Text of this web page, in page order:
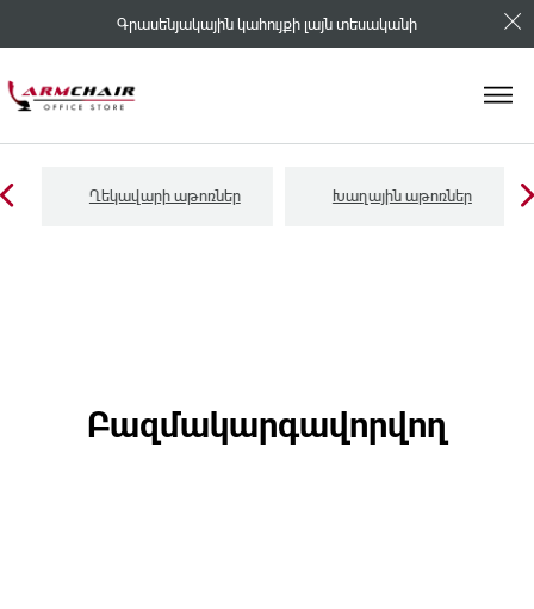
Գրասենյակային կահույքի լայն տեսականի
Ղեկավարի աթոռներ Խաղային աթոռներ
Բազմակարգավորվող